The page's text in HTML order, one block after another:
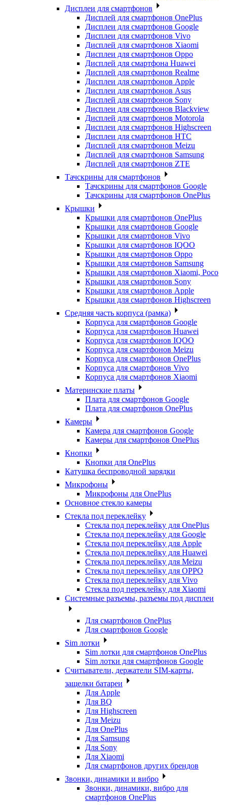
Дисплеи для смартфонов
Дисплей для смартфонов OnePlus
Дисплеи для смартфонов Google
Дисплеи для смартфонов Vivo
Дисплей для смартфонов Xiaomi
Дисплеи для смартфонов Oppo
Дисплей для смартфона Huawei
Дисплей для смартфонов Realme
Дисплеи для смартфонов Apple
Дисплеи для смартфонов Asus
Дисплей для смартфонов Sony
Дисплеи для смартфонов Blackview
Дисплей для смартфонов Motorola
Дисплеи для смартфонов Highscreen
Дисплеи для смартфонов HTC
Дисплей для смартфонов Meizu
Дисплей для смартфонов Samsung
Дисплей для смартфонов ZTE
Тачскрины для смартфонов
Тачскрины для смартфонов Google
Тачскрины для смартфонов OnePlus
Крышки
Крышки для смартфонов OnePlus
Крышки для смартфонов Google
Крышки для смартфонов Vivo
Крышки для смартфонов IQOO
Крышки для смартфонов Oppo
Крышки для смартфонов Samsung
Крышки для смартфонов Xiaomi, Poco
Крышки для смартфонов Sony
Крышки для смартфонов Apple
Крышки для смартфонов Highscreen
Средняя часть корпуса (рамка)
Корпуса для смартфонов Google
Корпуса для смартфонов Huawei
Корпуса для смартфонов IQOO
Корпуса для смартфонов Meizu
Корпуса для смартфонов OnePlus
Корпуса для смартфонов Vivo
Корпуса для смартфонов Xiaomi
Материнские платы
Плата для смартфонов Google
Плата для смартфонов OnePlus
Камеры
Камера для смартфонов Google
Камеры для смартфонов OnePlus
Кнопки
Кнопки для OnePlus
Катушка беспроводной зарядки
Микрофоны
Микрофоны для OnePlus
Основное стекло камеры
Стекла под переклейку
Стекла под переклейку для OnePlus
Стекла под переклейку для Google
Стекла под переклейку для Apple
Стекла под переклейку для Huawei
Стекла под переклейку для Meizu
Стекла под переклейку для OPPO
Стекла под переклейку для Vivo
Стекла под переклейку для Xiaomi
Системные разъемы, разъемы под дисплеи
Для смартфонов OnePlus
Для смартфонов Google
Sim лотки
Sim лотки для смартфонов OnePlus
Sim лотки для смартфонов Google
Считыватели, держатели SIM-карты,
защелки батареи
Для Apple
Для BQ
Для Highscreen
Для Meizu
Для OnePlus
Для Samsung
Для Sony
Для Xiaomi
Для смартфонов других брендов
Звонки, динамики и вибро
Звонки, динамики, вибро для
смартфонов OnePlus